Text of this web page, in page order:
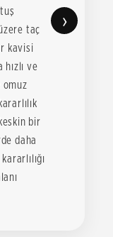
taç
kavisi
ve
omuz
bir
daha
›